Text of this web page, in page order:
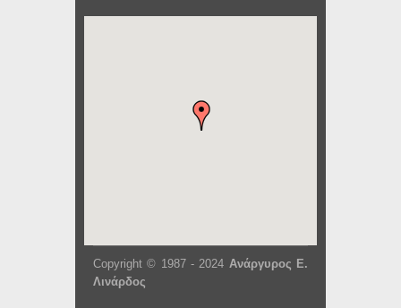
Copyright © 1987 - 2024 Ανάργυρος Ε.
Λινάρδος